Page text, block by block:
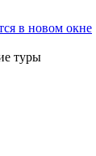
в новом окне
туры